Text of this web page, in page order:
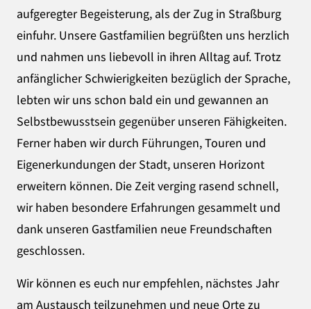
aufgeregter Begeisterung, als der Zug in Straßburg
einfuhr. Unsere Gastfamilien begrüßten uns herzlich
und nahmen uns liebevoll in ihren Alltag auf. Trotz
anfänglicher Schwierigkeiten bezüglich der Sprache,
lebten wir uns schon bald ein und gewannen an
Selbstbewusstsein gegenüber unseren Fähigkeiten.
Ferner haben wir durch Führungen, Touren und
Eigenerkundungen der Stadt, unseren Horizont
erweitern können. Die Zeit verging rasend schnell,
wir haben besondere Erfahrungen gesammelt und
dank unseren Gastfamilien neue Freundschaften
geschlossen.
Wir können es euch nur empfehlen, nächstes Jahr
am Austausch teilzunehmen und neue Orte zu